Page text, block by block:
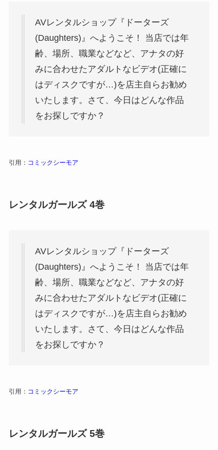
AVレンタルショップ『ドーターズ
(Daughters)』へようこそ！ 当店では年
齢、場所、職業などなど、アナタの好
みに合わせたアダルトなビデオ(正確に
はディスクですが…)を店主自らお勧め
いたします。さて、今日はどんな作品
をお探しですか？
引用： コミックシーモア
レンタルガールズ 4巻
AVレンタルショップ『ドーターズ
(Daughters)』へようこそ！ 当店では年
齢、場所、職業などなど、アナタの好
みに合わせたアダルトなビデオ(正確に
はディスクですが…)を店主自らお勧め
いたします。さて、今日はどんな作品
をお探しですか？
引用： コミックシーモア
レンタルガールズ 5巻